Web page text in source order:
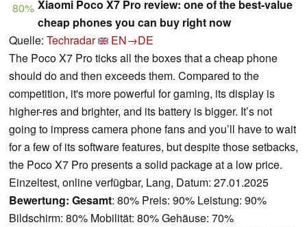
80% Xiaomi Poco X7 Pro review: one of the best-value
cheap phones you can buy right now
Quelle: Techradar
EN→DE
The Poco X7 Pro ticks all the boxes that a cheap phone
should do and then exceeds them. Compared to the
competition, it's more powerful for gaming, its display is
higher-res and brighter, and its battery is bigger. It’s not
going to impress camera phone fans and you’ll have to wait
for a few of its software features, but despite those setbacks,
the Poco X7 Pro presents a solid package at a low price.
Einzeltest, online verfügbar, Lang, Datum: 27.01.2025
Bewertung: Gesamt: 80% Preis: 90% Leistung: 90%
Bildschirm: 80% Mobilität: 80% Gehäuse: 70%